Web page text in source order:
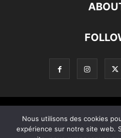
Nous utilisons des cookies
expérience sur notre site web.